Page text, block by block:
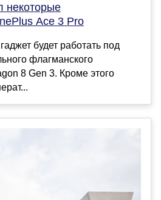
некоторые
Ace 3 Pro
будет работать под
флагманского
8 Gen 3. Кроме этого